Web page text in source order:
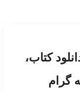
کتاب،
گرام